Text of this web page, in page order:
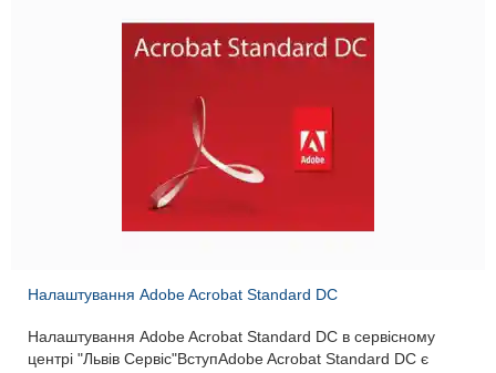
Налаштування Adobe Acrobat Standard DC
Налаштування Adobe Acrobat Standard DC в сервісному
центрі "Львів Сервіс"ВступAdobe Acrobat Standard DC є